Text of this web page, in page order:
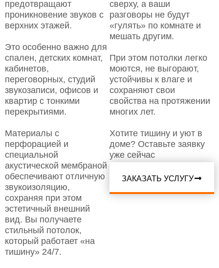
предотвращают
проникновение звуков с
верхних этажей.
Это особенно важно для
спален, детских комнат,
кабинетов,
переговорных, студий
звукозаписи, офисов и
квартир с тонкими
перекрытиями.
Материалы с
перфорацией и
специальной
акустической мембраной
обеспечивают отличную
звукоизоляцию,
сохраняя при этом
эстетичный внешний
вид. Вы получаете
стильный потолок,
который работает «на
тишину» 24/7.
сверху, а ваши
разговоры не будут
«гулять» по комнате и
мешать другим.
При этом потолки легко
моются, не выгорают,
устойчивы к влаге и
сохраняют свои
свойства на протяжении
многих лет.
Хотите тишину и уют в
доме? Оставьте заявку
уже сейчас
ЗАКАЗАТЬ УСЛУГУ